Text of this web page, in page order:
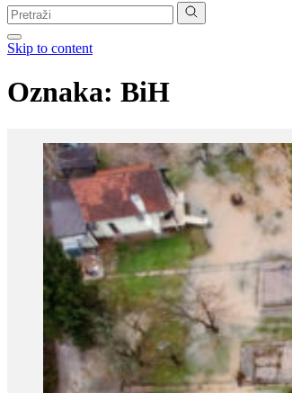
Pretraga:
Skip to content
Oznaka: BiH